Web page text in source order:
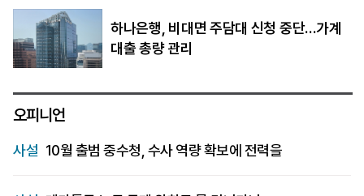
하나은행, 비대면 주담대 신청 중단…가계
대출 총량 관리
오피니언
사설 10월 출범 중수청, 수사 역량 확보에 전력을